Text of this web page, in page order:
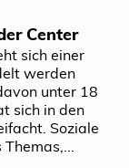
Center
sich einer
werden
unter 18
sich in den
Soziale